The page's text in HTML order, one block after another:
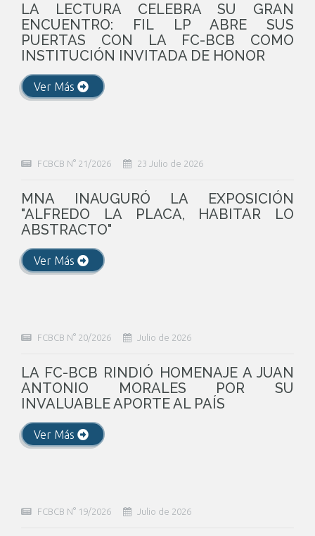
LA LECTURA CELEBRA SU GRAN
ENCUENTRO: FIL LP ABRE SUS
PUERTAS CON LA FC-BCB COMO
INSTITUCIÓN INVITADA DE HONOR
Ver Más
FCBCB N° 21/2026 23 Julio de 2026
MNA INAUGURÓ LA EXPOSICIÓN
"ALFREDO LA PLACA, HABITAR LO
ABSTRACTO"
Ver Más
FCBCB N° 20/2026 Julio de 2026
LA FC-BCB RINDIÓ HOMENAJE A JUAN
ANTONIO MORALES POR SU
INVALUABLE APORTE AL PAÍS
Ver Más
FCBCB N° 19/2026 Julio de 2026